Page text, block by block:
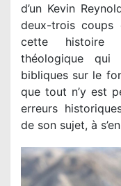
d’un Kevin
deux-trois coups
cette histoire
théologique
bibliques sur le
que tout n’y est
erreurs
de son sujet, à